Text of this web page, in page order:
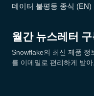
월간 뉴스레터
Snowflake의 최신 제품 정
를 이메일로 편리하게 받아
데이터 불평등 종식 (EN)